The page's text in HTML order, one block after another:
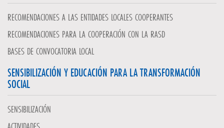
RECOMENDACIONES A LAS ENTIDADES LOCALES COOPERANTES
RECOMENDACIONES PARA LA COOPERACIÓN CON LA RASD
BASES DE CONVOCATORIA LOCAL
SENSIBILIZACIÓN Y EDUCACIÓN PARA LA TRANSFORMACIÓN
SOCIAL
SENSIBILIZACIÓN